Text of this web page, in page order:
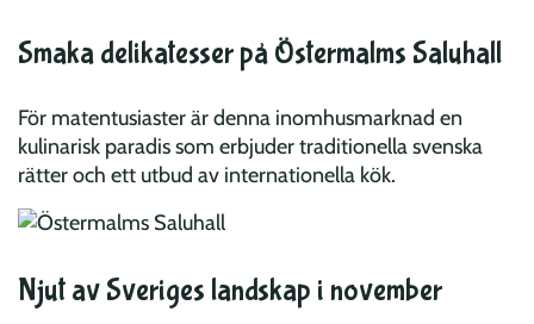
Smaka delikatesser på Östermalms Saluhall
För matentusiaster är denna inomhusmarknad en
kulinarisk paradis som erbjuder traditionella svenska
rätter och ett utbud av internationella kök.
Njut av Sveriges landskap i november